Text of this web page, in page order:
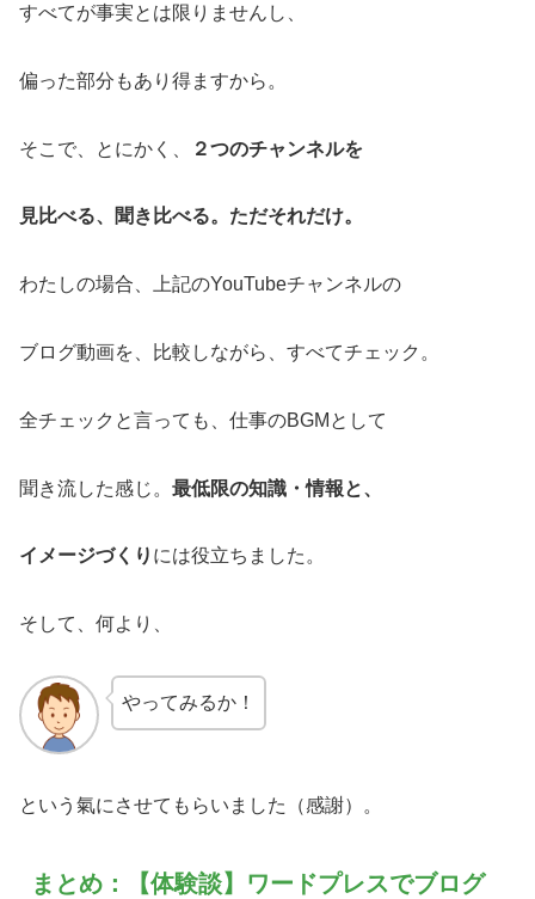
すべてが事実とは限りませんし、
偏った部分もあり得ますから。
そこで、とにかく、 ２つのチャンネルを
見比べる、聞き比べる。ただそれだけ。
わたしの場合、上記のYouTubeチャンネルの
ブログ動画を、比較しながら、すべてチェック。
全チェックと言っても、仕事のBGMとして
聞き流した感じ。 最低限の知識・情報と、
イメージづくり には役立ちました。
そして、何より、
やってみるか！
という氣にさせてもらいました（感謝）。
まとめ：【体験談】ワードプレスでブログ